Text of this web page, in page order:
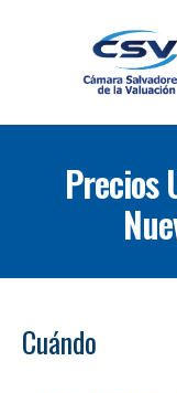
Precios
Cuándo